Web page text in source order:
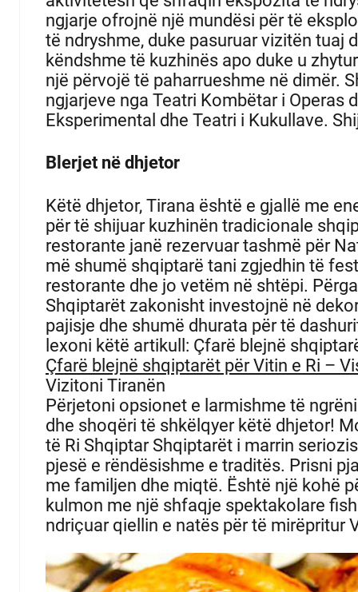
ngjarje ofrojnë një mundësi për të
të ndryshme, duke pasuruar vizitën tuaj
këndshme të kuzhinës apo duke u
një përvojë të paharrueshme në dimër.
ngjarjeve nga Teatri Kombëtar i Operas
Eksperimental dhe Teatri i Kukullave.
Blerjet në dhjetor
Këtë dhjetor, Tirana është e gjallë me
për të shijuar kuzhinën tradicionale
restorante janë rezervuar tashmë për
më shumë shqiptarë tani zgjedhin të
restorante dhe jo vetëm në shtëpi.
Shqiptarët zakonisht investojnë në
pajisje dhe shumë dhurata për të
lexoni këtë artikull: Çfarë blejnë
Çfarë blejnë shqiptarët për Vitin e Ri –
Vizitoni Tiranën
Përjetoni opsionet e larmishme të
dhe shoqëri të shkëlqyer këtë dhjetor!
të Ri Shqiptar Shqiptarët i marrin
pjesë e rëndësishme e traditës. Prisni
me familjen dhe miqtë. Është një kohë
kulmon me një shfaqje spektakolare
ndriçuar qiellin e natës për të mirëpritur